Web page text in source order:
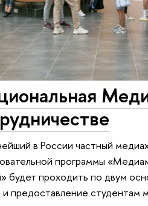
в России частный
программы
будет проходить по двум
предоставление